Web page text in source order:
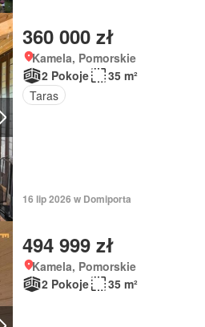
360 000 zł
Kamela, Pomorskie
2 Pokoje
35 m²
Taras
16 lip 2026 w Domiporta
494 999 zł
Kamela, Pomorskie
2 Pokoje
35 m²